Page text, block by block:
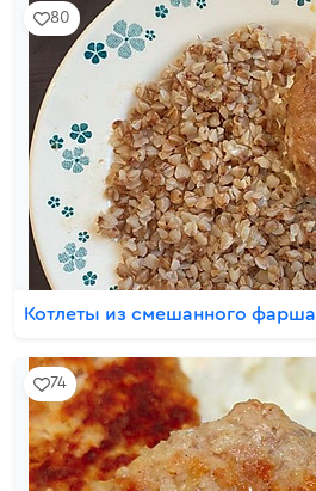
80
Котлеты из смешанного фарша
74